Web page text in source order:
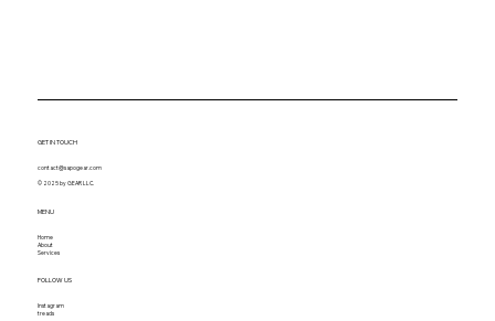
GET IN TOUCH
contact@sapogear.com
© 2025 by GEAR LLC.
MENU
Home
About
Services
FOLLOW US
Instagram
treads